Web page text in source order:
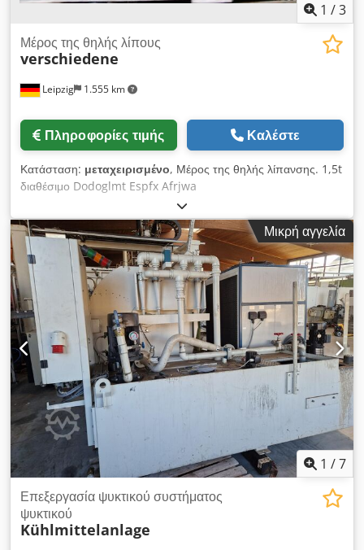
1 /3
Leipzig 1.555 km
Μέρος της θηλής λίπους
verschiedene
Πληροφορίες τιμής Καλέστε
Κατάσταση: μεταχειρισμένο, Μέρος της θηλής λίπανσης. 1,5t
διαθέσιμο Dodoglmt Espfx Afrjwa
Μικρή αγγελία
1 /7
Επεξεργασία ψυκτικού συστήματος
ψυκτικού
Kühlmittelanlage